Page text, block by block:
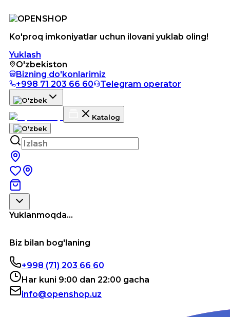
Ko'proq imkoniyatlar uchun ilovani yuklab oling!
Yuklash
O'zbekiston
Bizning do'konlarimiz
+998 71 203 66 60
Telegram operator
Katalog
Yuklanmoqda...
Biz bilan bog'laning
+998 (71) 203 66 60
Har kuni 9:00 dan 22:00 gacha
info@openshop.uz